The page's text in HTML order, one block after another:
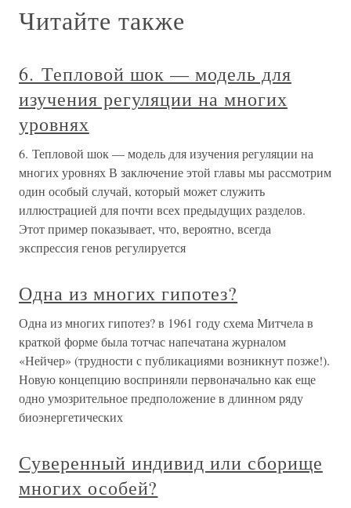
Читайте также
6. Тепловой шок — модель для
изучения регуляции на многих
уровнях
6. Тепловой шок — модель для изучения регуляции на
многих уровнях В заключение этой главы мы рассмотрим
один особый случай, который может служить
иллюстрацией для почти всех предыдущих разделов.
Этот пример показывает, что, вероятно, всегда
экспрессия генов регулируется
Одна из многих гипотез?
Одна из многих гипотез? в 1961 году схема Митчела в
краткой форме была тотчас напечатана журналом
«Нейчер» (трудности с публикациями возникнут позже!).
Новую концепцию восприняли первоначально как еще
одно умозрительное предположение в длинном ряду
биоэнергетических
Суверенный индивид или сборище
многих особей?